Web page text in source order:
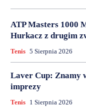
ATP Masters 1000
Hurkacz z drugim
Tenis 5 Sierpnia 2026
Laver Cup: Znamy
imprezy
Tenis 1 Sierpnia 2026